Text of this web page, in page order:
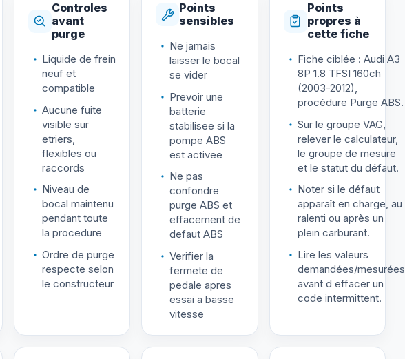
Controles
avant
purge
Liquide de frein
neuf et
compatible
Aucune fuite
visible sur
etriers,
flexibles ou
raccords
Niveau de
bocal maintenu
pendant toute
la procedure
Ordre de purge
respecte selon
le constructeur
Points
sensibles
Ne jamais
laisser le bocal
se vider
Prevoir une
batterie
stabilisee si la
pompe ABS
est activee
Ne pas
confondre
purge ABS et
effacement de
defaut ABS
Verifier la
fermete de
pedale apres
essai a basse
vitesse
Points
propres à
cette fiche
Fiche ciblée : Audi A3
8P 1.8 TFSI 160ch
(2003-2012),
procédure Purge ABS.
Sur le groupe VAG,
relever le calculateur,
le groupe de mesure
et le statut du défaut.
Noter si le défaut
apparaît en charge, au
ralenti ou après un
plein carburant.
Lire les valeurs
demandées/mesurées
avant d effacer un
code intermittent.